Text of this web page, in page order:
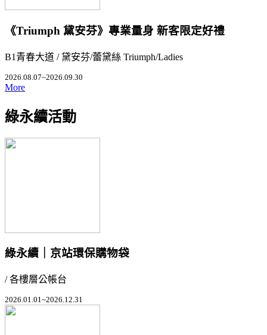
《Triumph 黛安芬》專業量身 新客限定好禮
B1青春大道 / 黛安芬/蕾黛絲 Triumph/Ladies
2026.08.07~2026.09.30
More
綠永續活動
綠永續｜京站環保購物袋
/ 各樓層公帳台
2026.01.01~2026.12.31